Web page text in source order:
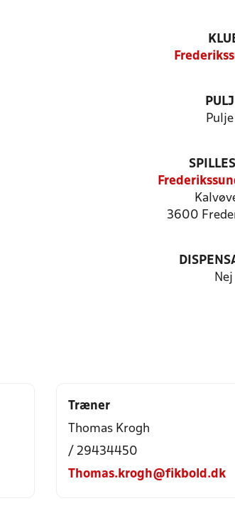
Pulje
3600
Nej
Træner
Thomas Krogh
/ 29434450
Thomas.krogh@fikbold.dk